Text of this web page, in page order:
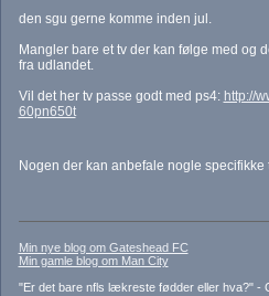
den sgu gerne komme inden jul.
Mangler bare et tv der kan følge med og
fra udlandet.
Vil det her tv passe godt med ps4: http://
60pn650t
Nogen der kan anbefale nogle
Min nye blog om Gateshead FC
Min gamle blog om Man City
"Er det bare nfls lækreste fødder eller hva?" -